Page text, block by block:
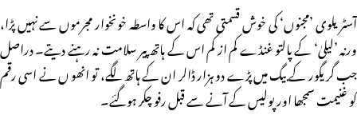
آسٹریلوی ’مجنوں‘ کی خوش قسمتی تھی کہ اس کا واسطہ خونخوار مجرموں سے نہیں پڑا،
ورنہ ’لیلیٰ‘ کے پالتو غنڈے کم از کم اس کے ہاتھ پیر سلامت نہ رہنے دیتے۔ دراصل
جب گریگور کے بیگ میں پڑے دو ہزار ڈالر ان کے ہاتھ لگے، تو انھو ں نے اسی رقم
کو غنیمت سمجھا اور پولیس کے آنے سے قبل رفو چکر ہوگئے۔